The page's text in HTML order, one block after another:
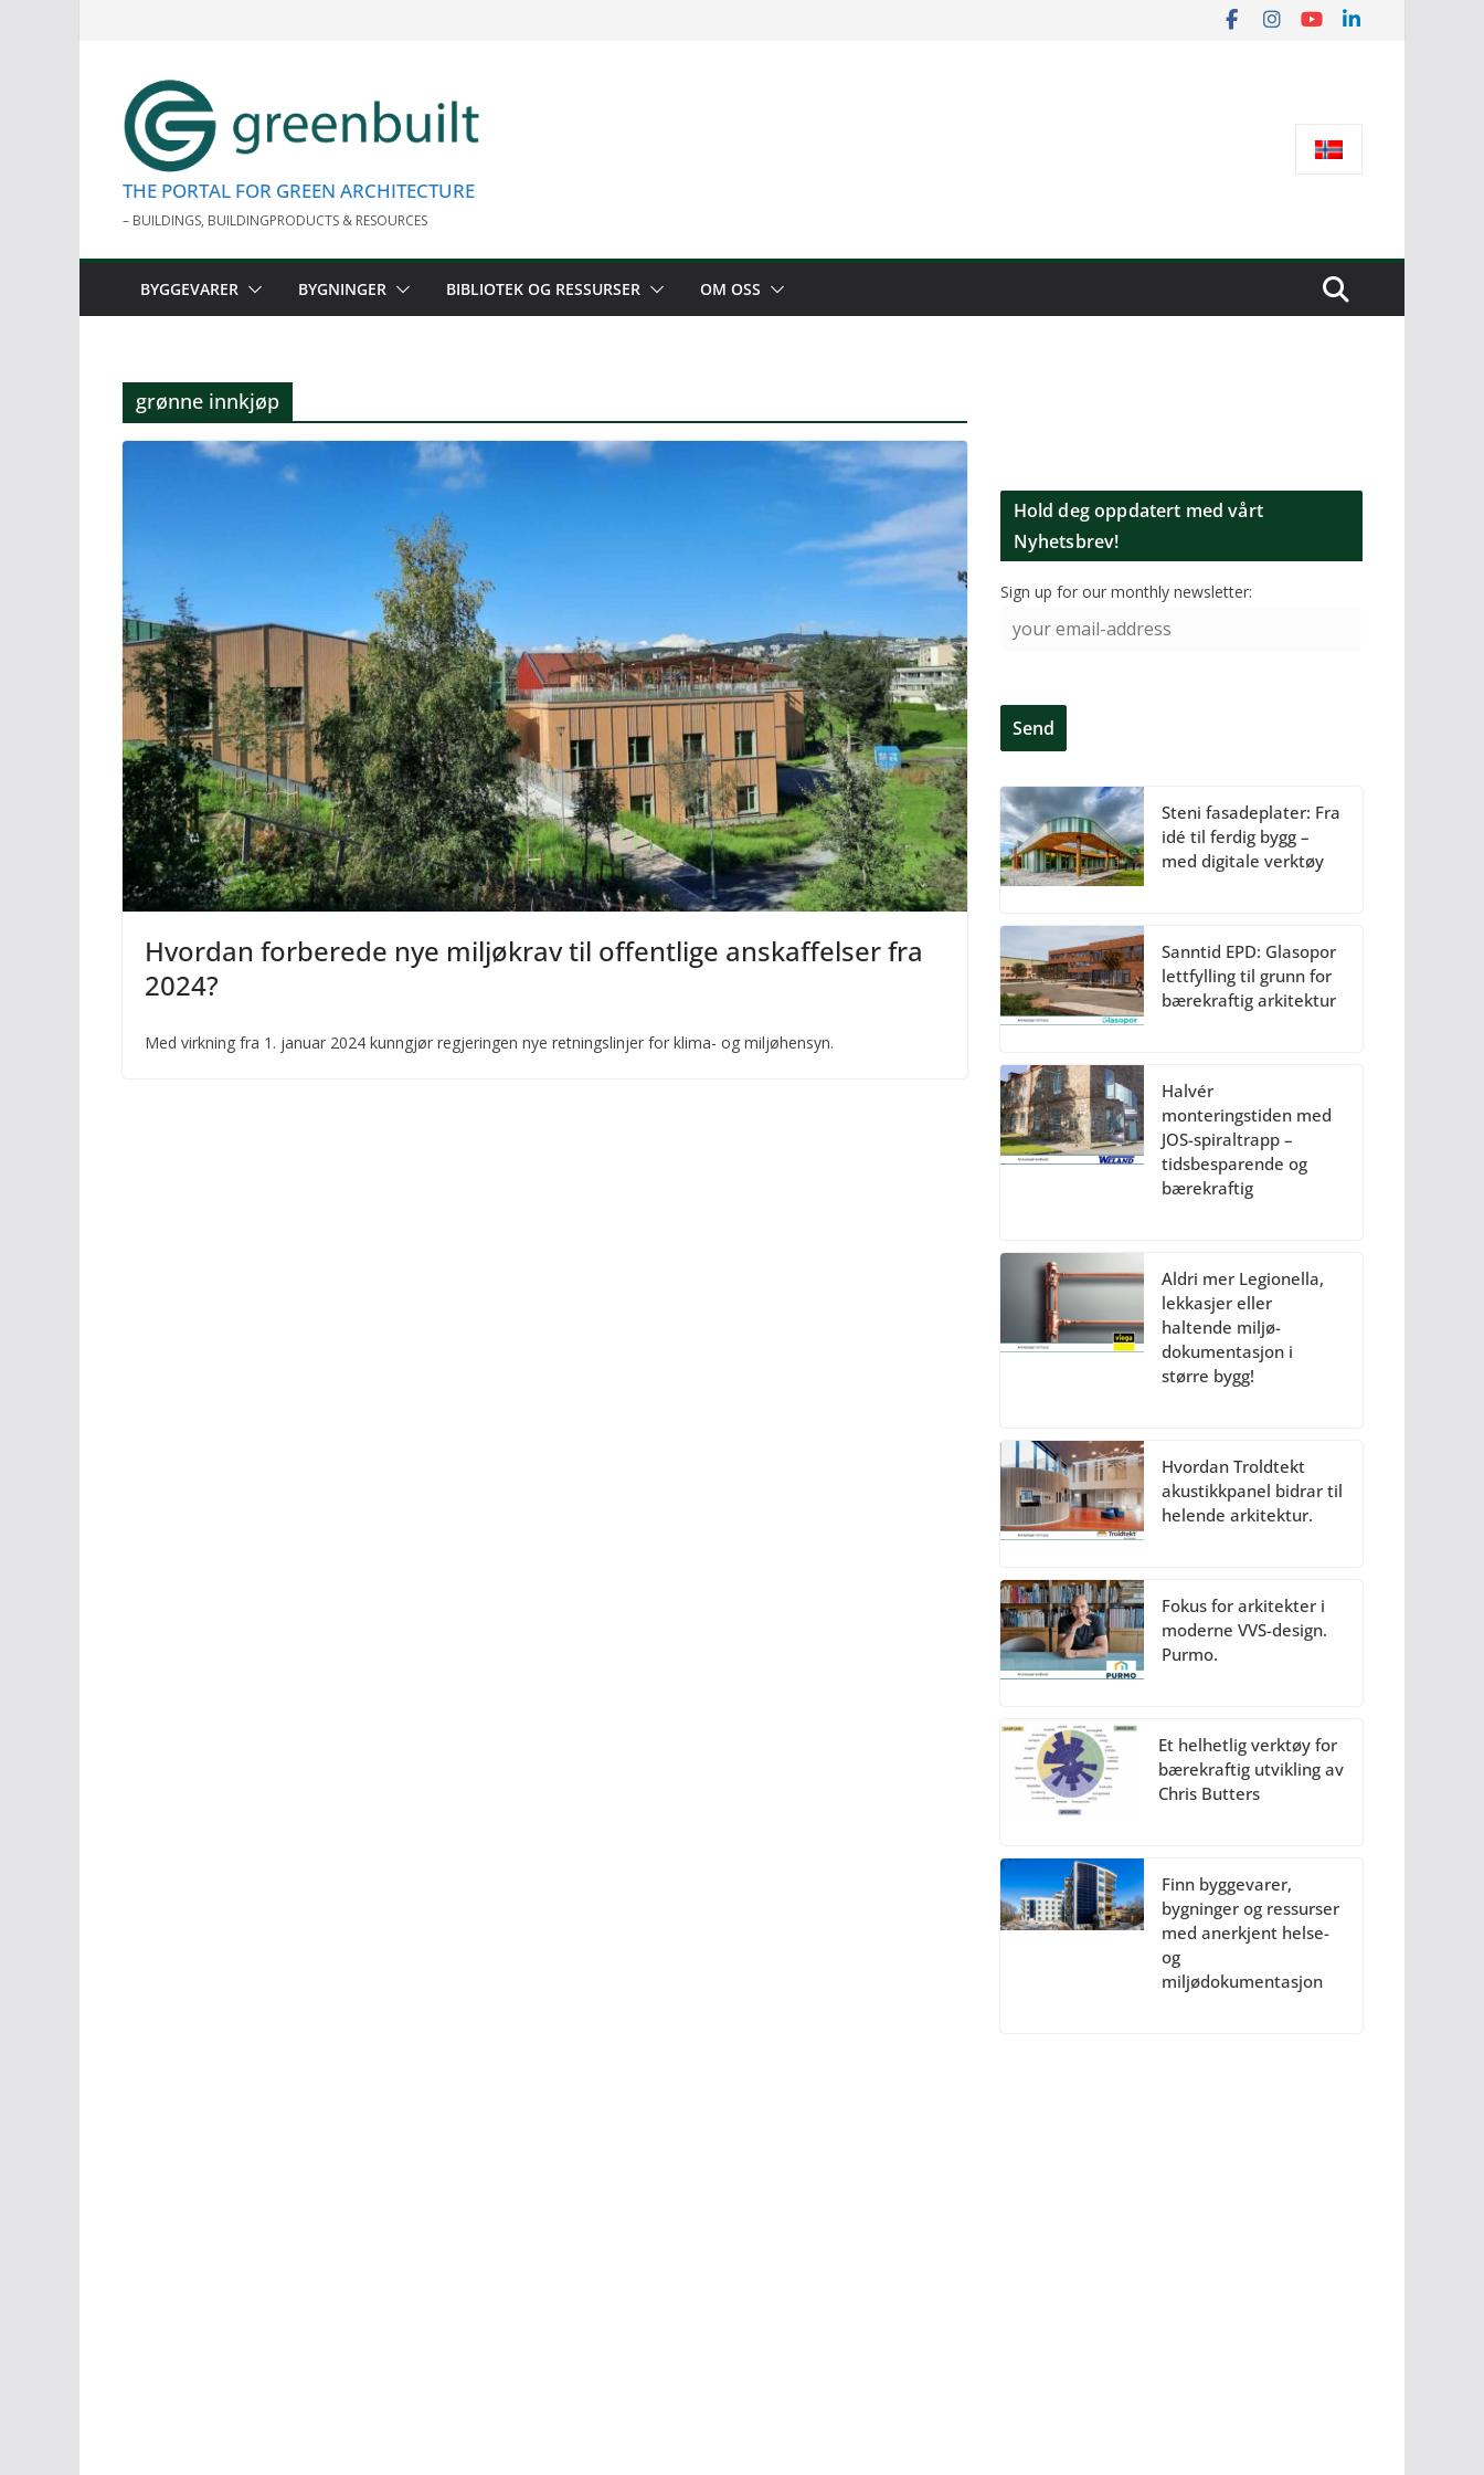
THE PORTAL FOR GREEN ARCHITECTURE
– BUILDINGS, BUILDINGPRODUCTS & RESOURCES
BYGGEVARER BYGNINGER BIBLIOTEK OG RESSURSER OM OSS
grønne innkjøp
Hvordan forberede nye miljøkrav til offentlige anskaffelser fra
2024?
Med virkning fra 1. januar 2024 kunngjør regjeringen nye retningslinjer for klima- og miljøhensyn.
Hold deg oppdatert med vårt
Nyhetsbrev!
Sign up for our monthly newsletter:
Steni fasadeplater: Fra
idé til ferdig bygg –
med digitale verktøy
Sanntid EPD: Glasopor
lettfylling til grunn for
bærekraftig arkitektur
Halvér
monteringstiden med
JOS-spiraltrapp –
tidsbesparende og
bærekraftig
Aldri mer Legionella,
lekkasjer eller
haltende miljø-
dokumentasjon i
større bygg!
Hvordan Troldtekt
akustikkpanel bidrar til
helende arkitektur.
Fokus for arkitekter i
moderne VVS-design.
Purmo.
Et helhetlig verktøy for
bærekraftig utvikling av
Chris Butters
Finn byggevarer,
bygninger og ressurser
med anerkjent helse-
og
miljødokumentasjon